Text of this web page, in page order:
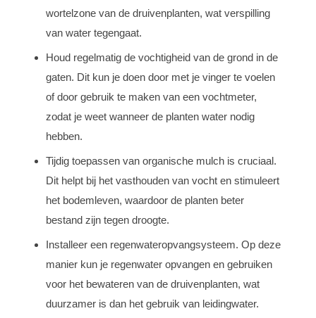
wortelzone van de druivenplanten, wat verspilling
van water tegengaat.
Houd regelmatig de vochtigheid van de grond in de
gaten. Dit kun je doen door met je vinger te voelen
of door gebruik te maken van een vochtmeter,
zodat je weet wanneer de planten water nodig
hebben.
Tijdig toepassen van organische mulch is cruciaal.
Dit helpt bij het vasthouden van vocht en stimuleert
het bodemleven, waardoor de planten beter
bestand zijn tegen droogte.
Installeer een regenwateropvangsysteem. Op deze
manier kun je regenwater opvangen en gebruiken
voor het bewateren van de druivenplanten, wat
duurzamer is dan het gebruik van leidingwater.